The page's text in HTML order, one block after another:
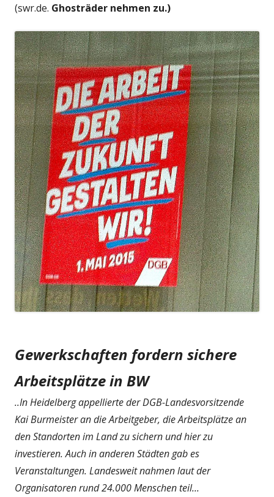
(swr.de. Ghosträder nehmen zu.)
Gewerkschaften fordern sichere
Arbeitsplätze in BW
..In Heidelberg appellierte der DGB-Landesvorsitzende
Kai Burmeister an die Arbeitgeber, die Arbeitsplätze an
den Standorten im Land zu sichern und hier zu
investieren. Auch in anderen Städten gab es
Veranstaltungen. Landesweit nahmen laut der
Organisatoren rund 24.000 Menschen teil...